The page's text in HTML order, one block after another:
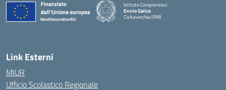
Istituto Comprensivo
Ennio Galice
Civitavecchia (RM)
Link Esterni
MIUR
Ufficio Scolastico Regionale